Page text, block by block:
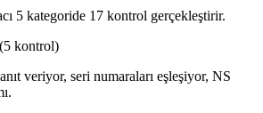
5 kategoride 17 kontrol gerçekleştirir.
kontrol)
veriyor, seri numaraları eşleşiyor, NS